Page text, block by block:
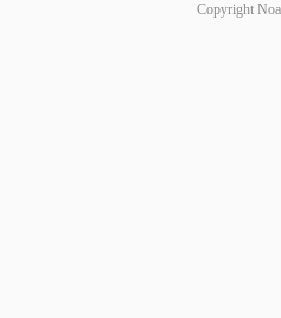
Copyright